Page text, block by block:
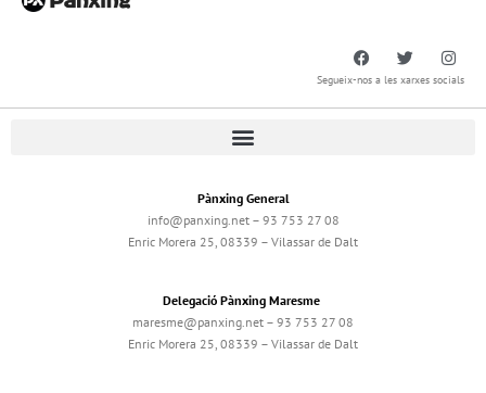
Segueix-nos a les xarxes socials
Pànxing General
info@panxing.net – 93 753 27 08
Enric Morera 25, 08339 – Vilassar de Dalt
Delegació Pànxing Maresme
maresme@panxing.net – 93 753 27 08
Enric Morera 25, 08339 – Vilassar de Dalt